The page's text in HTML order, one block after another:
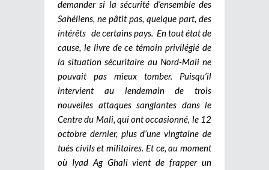
demander si la sécurité d’ensemble des
Sahéliens, ne pâtit pas, quelque part, des
intérêts de certains pays. En tout état de
cause, le livre de ce témoin privilégié de
la situation sécuritaire au Nord-Mali ne
pouvait pas mieux tomber. Puisqu’il
intervient au lendemain de trois
nouvelles attaques sanglantes dans le
Centre du Mali, qui ont occasionné, le 12
octobre dernier, plus d’une vingtaine de
tués civils et militaires. Et ce, au moment
où Iyad Ag Ghali vient de frapper un